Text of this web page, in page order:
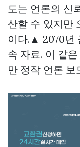
도는 언론의 신
산할 수 있지만
이다.▲ 2070년
속 자료. 이 같
만 정작 언론